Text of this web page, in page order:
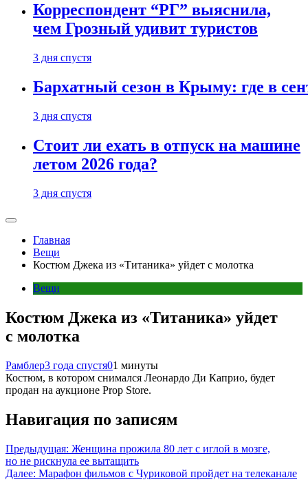
Корреспондент “РГ” выяснила,
чем Грозный удивит туристов
3 дня спустя
Бархатный сезон в Крыму: где в
3 дня спустя
Стоит ли ехать в отпуск на машине
летом 2026 года?
3 дня спустя
Главная
Вещи
Костюм Джека из «Титаника» уйдет с молотка
Вещи
Костюм Джека из «Титаника» уйдет
с молотка
Рамблер3 года спустя01 минуты
Костюм, в котором снимался Леонардо Ди Каприо, будет
продан на аукционе Prop Store.
Навигация по записям
Предыдущая: Женщина прожила 80 лет с иглой в мозге,
но не рискнула ее вытащить
Далее: Марафон фильмов с Чуриковой пройдет на телеканале